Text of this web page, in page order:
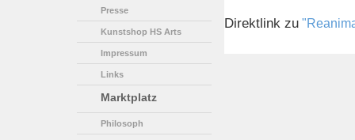
Direktlink zu
Presse
Kunstshop HS Arts
Impressum
Links
Marktplatz
Philosoph